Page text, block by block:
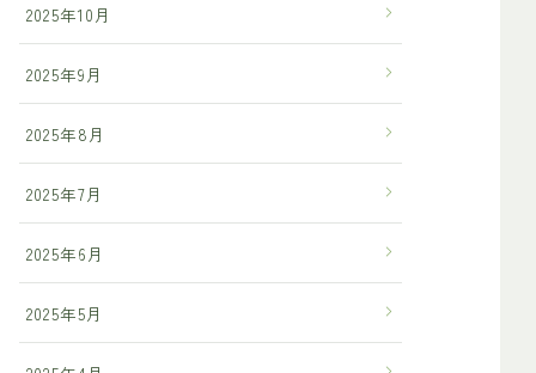
2025年10月
2025年9月
2025年8月
2025年7月
2025年6月
2025年5月